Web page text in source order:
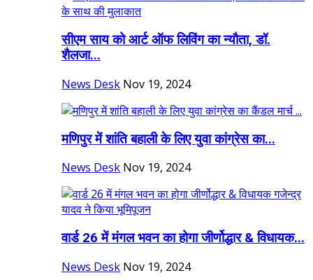
सीएम साय को आर्ट ऑफ लिविंग का न्यौता, डॉ.
शैलजा...
News Desk Nov 19, 2024
मणिपुर में शांति बहाली के लिए युवा कांग्रेस का...
News Desk Nov 19, 2024
वार्ड 26 में मंगल भवन का होगा जीर्णोद्धार & विधायक...
News Desk Nov 19, 2024